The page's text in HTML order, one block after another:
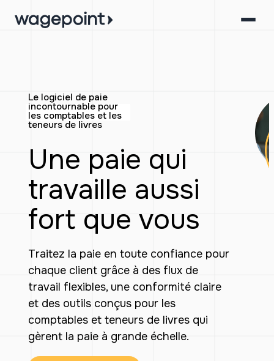
Le logiciel de paie
incontournable pour
les comptables et les
teneurs de livres
Une paie qui
travaille aussi
fort que vous
Traitez la paie en toute confiance pour
chaque client grâce à des flux de
travail flexibles, une conformité claire
et des outils conçus pour les
comptables et teneurs de livres qui
gèrent la paie à grande échelle.